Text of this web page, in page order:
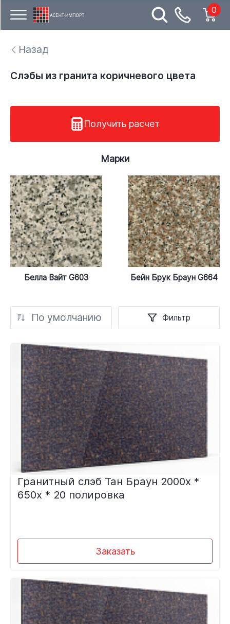
0
Назад
Слэбы из гранита коричневого цвета
Получить расчет
Марки
Белла Вайт G603 Бейн Брук Браун G664
По умолчанию Фильтр
Гранитный слэб Тан Браун 2000х *
650х * 20 полировка
Заказать